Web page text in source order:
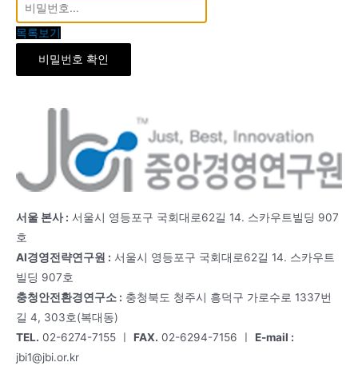
목록보기
비밀번호 확인
서울 본사 : 서울시 영등포구 국회대로62길 14. 스카우트빌딩 907
호
AI경영전략연구원 : 서울시 영등포구 국회대로62길 14. 스카우트
빌딩 907호
충청안전환경연구소 : 충청북도 청주시 흥덕구 가로수로 1337번
길 4, 303호(복대동)
TEL. 02-6274-7155 ㅣ FAX. 02-6294-7156 ㅣ E-mail :
jbi1@jbi.or.kr